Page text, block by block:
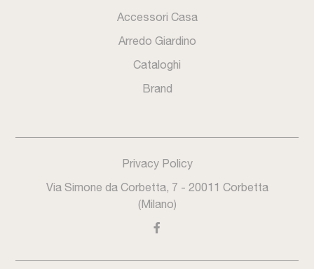
Accessori Casa
Arredo Giardino
Cataloghi
Brand
Privacy Policy
Via Simone da Corbetta, 7 - 20011 Corbetta
(Milano)